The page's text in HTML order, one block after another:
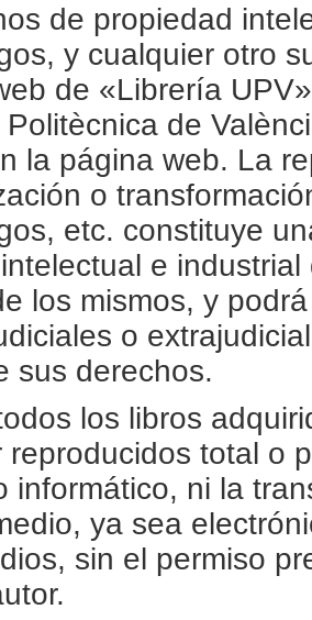
de propiedad
y cualquier otro
de «Librería
Politècnica de
la página web. La
o
etc. constituye
e
los mismos, y
o
sus derechos.
los libros
reproducidos total o
informático, ni la
ya sea
sin el permiso